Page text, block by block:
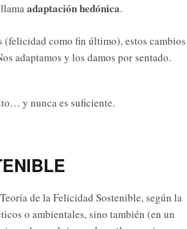
adaptación hedónica.
(felicidad como fin último), estos cambios
adaptamos y los damos por sentado.
y nunca es suficiente.
de la Felicidad Sostenible, según la
o ambientales, sino también (en un